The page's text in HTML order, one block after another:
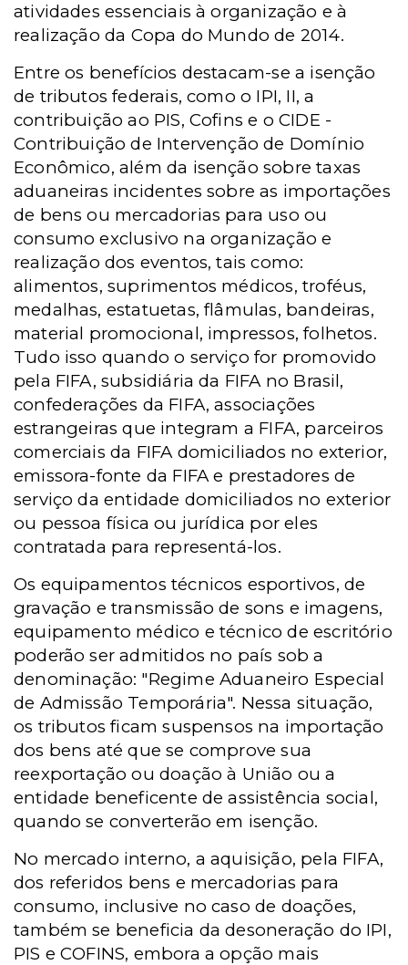
atividades essenciais à organização e à
realização da Copa do Mundo de 2014.
Entre os benefícios destacam-se a isenção
de tributos federais, como o IPI, II, a
contribuição ao PIS, Cofins e o CIDE -
Contribuição de Intervenção de Domínio
Econômico, além da isenção sobre taxas
aduaneiras incidentes sobre as importações
de bens ou mercadorias para uso ou
consumo exclusivo na organização e
realização dos eventos, tais como:
alimentos, suprimentos médicos, troféus,
medalhas, estatuetas, flâmulas, bandeiras,
material promocional, impressos, folhetos.
Tudo isso quando o serviço for promovido
pela FIFA, subsidiária da FIFA no Brasil,
confederações da FIFA, associações
estrangeiras que integram a FIFA, parceiros
comerciais da FIFA domiciliados no exterior,
emissora-fonte da FIFA e prestadores de
serviço da entidade domiciliados no exterior
ou pessoa física ou jurídica por eles
contratada para representá-los.
Os equipamentos técnicos esportivos, de
gravação e transmissão de sons e imagens,
equipamento médico e técnico de escritório
poderão ser admitidos no país sob a
denominação: "Regime Aduaneiro Especial
de Admissão Temporária". Nessa situação,
os tributos ficam suspensos na importação
dos bens até que se comprove sua
reexportação ou doação à União ou a
entidade beneficente de assistência social,
quando se converterão em isenção.
No mercado interno, a aquisição, pela FIFA,
dos referidos bens e mercadorias para
consumo, inclusive no caso de doações,
também se beneficia da desoneração do IPI,
PIS e COFINS, embora a opção mais